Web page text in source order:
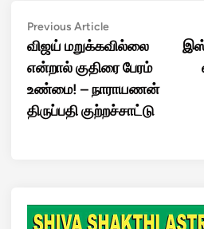
Post
navigation
Previous ArticlePrevious
article:
விஜய் மறுக்கவில்லை
என்றால் குதிரை பேரம்
உண்மை! – நாராயணன்
திருப்பதி குற்றச்சாட்டு